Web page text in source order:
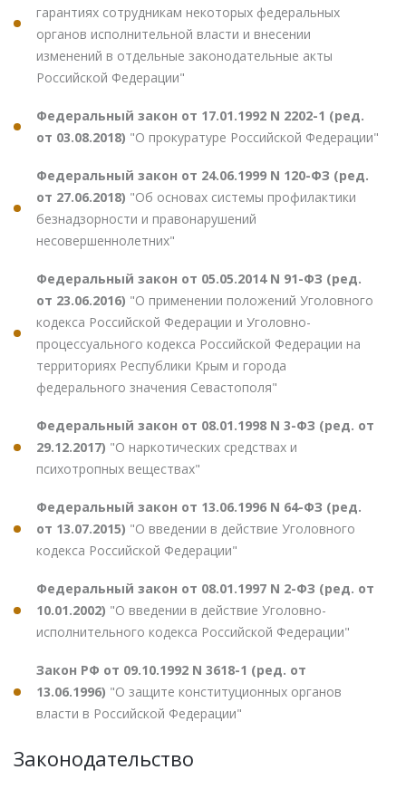
гарантиях сотрудникам некоторых федеральных
органов исполнительной власти и внесении
изменений в отдельные законодательные акты
Российской Федерации"
Федеральный закон от 17.01.1992 N 2202-1 (ред.
от 03.08.2018) "О прокуратуре Российской Федерации"
Федеральный закон от 24.06.1999 N 120-ФЗ (ред.
от 27.06.2018) "Об основах системы профилактики
безнадзорности и правонарушений
несовершеннолетних"
Федеральный закон от 05.05.2014 N 91-ФЗ (ред.
от 23.06.2016) "О применении положений Уголовного
кодекса Российской Федерации и Уголовно-
процессуального кодекса Российской Федерации на
территориях Республики Крым и города
федерального значения Севастополя"
Федеральный закон от 08.01.1998 N 3-ФЗ (ред. от
29.12.2017) "О наркотических средствах и
психотропных веществах"
Федеральный закон от 13.06.1996 N 64-ФЗ (ред.
от 13.07.2015) "О введении в действие Уголовного
кодекса Российской Федерации"
Федеральный закон от 08.01.1997 N 2-ФЗ (ред. от
10.01.2002) "О введении в действие Уголовно-
исполнительного кодекса Российской Федерации"
Закон РФ от 09.10.1992 N 3618-1 (ред. от
13.06.1996) "О защите конституционных органов
власти в Российской Федерации"
Законодательство